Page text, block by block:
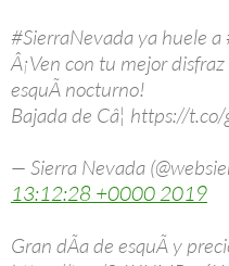
#SierraNevada ya huele a
Â¡Ven con tu mejor
esquÃ­ nocturno!
Bajada de Câ¦ https://
— Sierra Nevada
13:12:28 +0000 2019
Gran dÃ­a de esquÃ­ y